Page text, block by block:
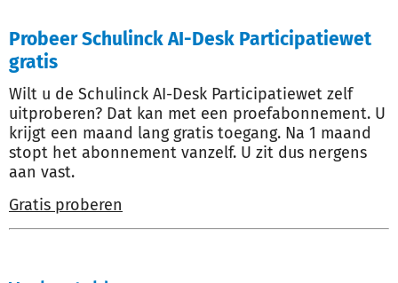
Probeer Schulinck AI-Desk Participatiewet
gratis
Wilt u de Schulinck AI-Desk Participatiewet zelf
uitproberen? Dat kan met een proefabonnement. U
krijgt een maand lang gratis toegang. Na 1 maand
stopt het abonnement vanzelf. U zit dus nergens
aan vast.
Gratis proberen